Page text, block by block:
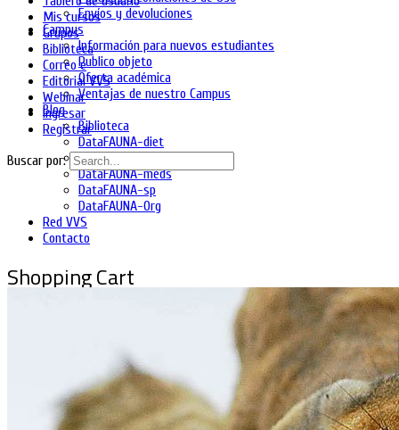
Envíos y devoluciones
Campus
Información para nuevos estudiantes
Publico objeto
Oferta académica
Ventajas de nuestro Campus
Blog
Biblioteca
DataFAUNA-diet
DataFAUNA-inia
DataFAUNA-meds
DataFAUNA-sp
DataFAUNA-Org
Red VVS
Contacto
Shopping Cart
Mis cursos
Grupos
Biblioteca
Correo e
Editorial VVS
Webinar
Ingresar
Registrar
Buscar por: